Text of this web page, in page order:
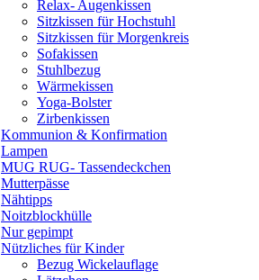
Relax- Augenkissen
Sitzkissen für Hochstuhl
Sitzkissen für Morgenkreis
Sofakissen
Stuhlbezug
Wärmekissen
Yoga-Bolster
Zirbenkissen
Kommunion & Konfirmation
Lampen
MUG RUG- Tassendeckchen
Mutterpässe
Nähtipps
Noitzblockhülle
Nur gepimpt
Nützliches für Kinder
Bezug Wickelauflage